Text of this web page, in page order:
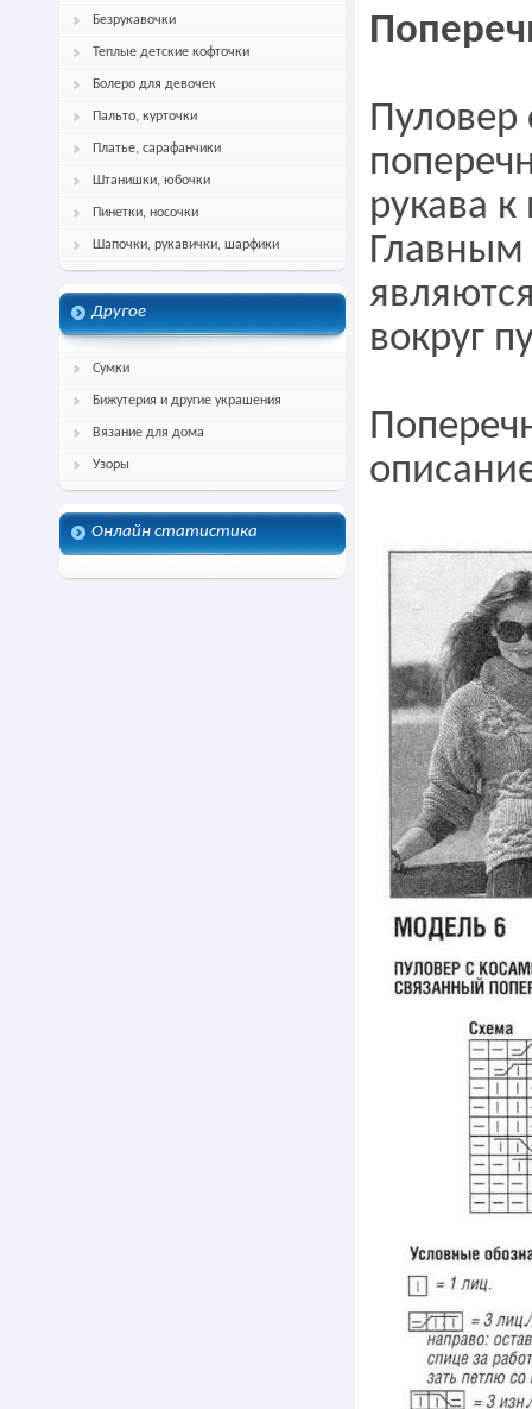
Безрукавочки
Теплые детские кофточки
Болеро для девочек
Пальто, курточки
Платье, сарафанчики
Штанишки, юбочки
Пинетки, носочки
Шапочки, рукавички, шарфики
Другое
Сумки
Бижутерия и другие украшения
Вязание для дома
Узоры
Онлайн статистика
Пуловер
рукава
вокруг